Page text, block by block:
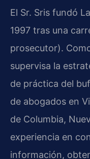
El Sr. Sris fundó
1997 tras una
prosecutor).
supervisa la
de práctica del
de abogados en
de Columbia,
experiencia en
información,